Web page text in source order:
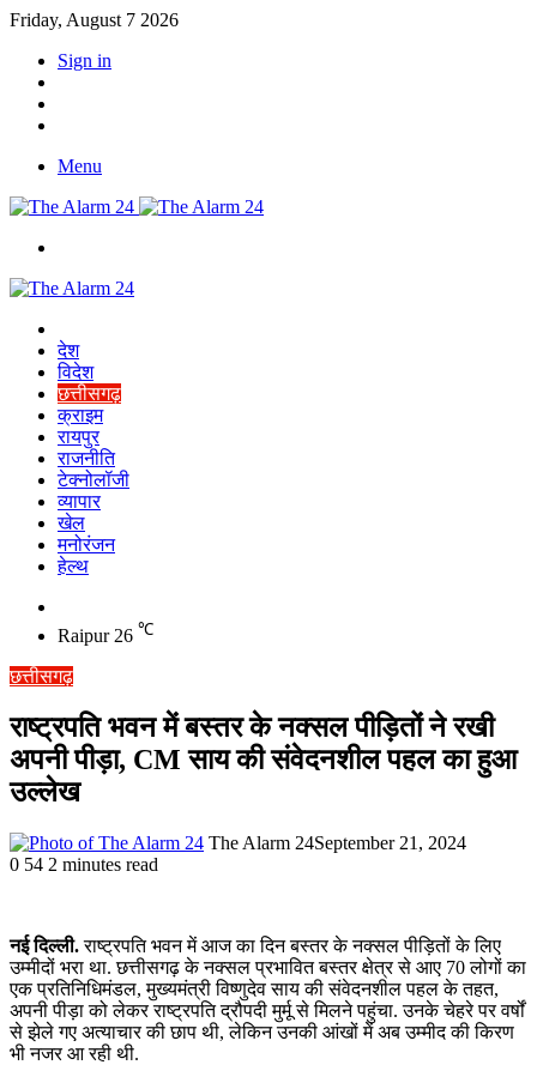
Friday, August 7 2026
Sign in
Menu
देश
विदेश
छत्तीसगढ़
क्राइम
रायपुर
राजनीति
टेक्नोलॉजी
व्यापार
खेल
मनोरंजन
हेल्थ
skin
Raipur 26 ℃
छत्तीसगढ़
राष्ट्रपति भवन में बस्तर के नक्सल पीड़ितों ने रखी
अपनी पीड़ा, CM साय की संवेदनशील पहल का हुआ
उल्लेख
The Alarm 24September 21, 2024
0 54 2 minutes read
नई दिल्ली.राष्ट्रपति भवन में आज का दिन बस्तर के नक्सल पीड़ितों के लिए
उम्मीदों भरा था. छत्तीसगढ़ के नक्सल प्रभावित बस्तर क्षेत्र से आए 70 लोगों का
एक प्रतिनिधिमंडल, मुख्यमंत्री विष्णुदेव साय की संवेदनशील पहल के तहत,
अपनी पीड़ा को लेकर राष्ट्रपति द्रौपदी मुर्मू से मिलने पहुंचा. उनके चेहरे पर वर्षों
से झेले गए अत्याचार की छाप थी, लेकिन उनकी आंखों में अब उम्मीद की किरण
भी नजर आ रही थी.